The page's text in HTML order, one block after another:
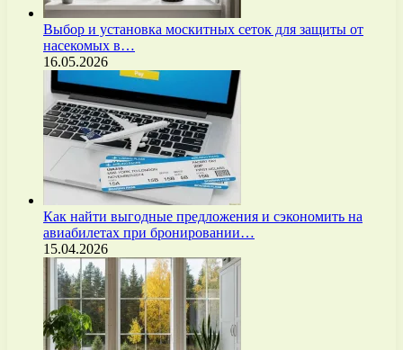
Выбор и установка москитных сеток для защиты от
насекомых в…
16.05.2026
Как найти выгодные предложения и сэкономить на
авиабилетах при бронировании…
15.04.2026